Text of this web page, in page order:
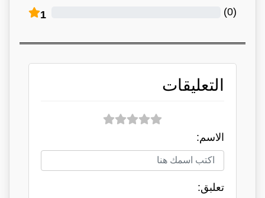
1 (
0
)
التعليقات
الاسم:
تعلبق: